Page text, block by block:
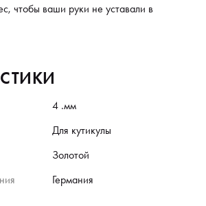
чтобы ваши руки не уставали в
4 .мм
Для кутикулы
Золотой
Германия